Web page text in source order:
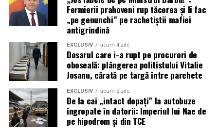
Fermierii prahoveni rup tăcerea și îi fac
„pe genunchi” pe rachetiștii mafiei
antigrindină
EXCLUSIV acum 4 zile
Dosarul care i-a rupt pe procurori de
oboseală: plângerea politistului Vitalie
Josanu, cărată pe targă între parchete
EXCLUSIV acum 2 zile
De la cai „intact dopați” la autobuze
îngropate în datorii: Imperiul lui Nae de
pe hipodrom și din TCE